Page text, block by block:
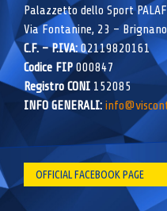
Palazzetto dello Sport
Via Fontanine, 23 – Brignano
C.F. – P.IVA:02119820161
Codice FIP000847
Registro CONI 152085
INFO GENERALI:
OFFICIAL FACEBOOK PAGE